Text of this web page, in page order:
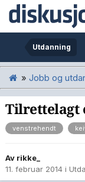
Utdanning
» Jobb og
Tilrettelagt
venstrehendt
Av rikke_
11. februar 2014 i